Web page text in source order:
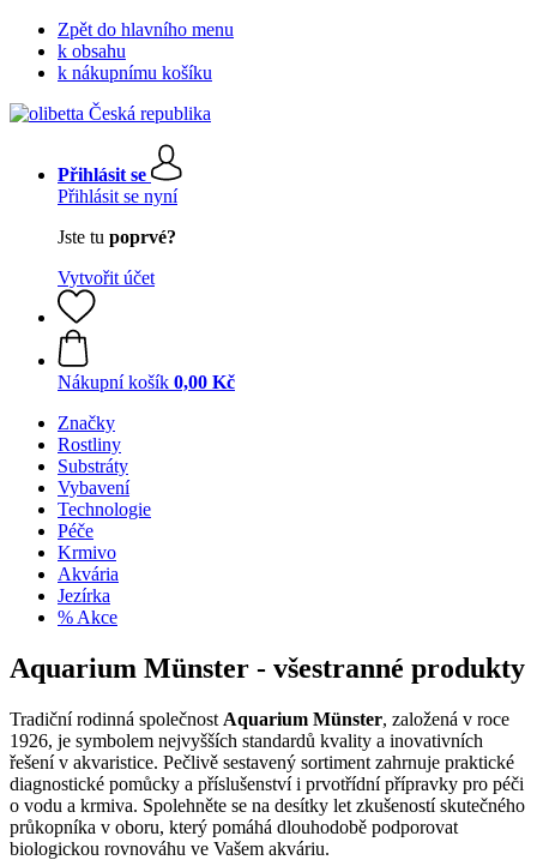
Zpět do hlavního menu
k obsahu
k nákupnímu košíku
Přihlásit se
Přihlásit se nyní
Jste tu poprvé?
Vytvořit účet
Nákupní košík 0,00 Kč
Značky
Rostliny
Substráty
Vybavení
Technologie
Péče
Krmivo
Akvária
Jezírka
% Akce
Aquarium Münster - všestranné produkty
Tradiční rodinná společnost Aquarium Münster, založená v roce
1926, je symbolem nejvyšších standardů kvality a inovativních
řešení v akvaristice. Pečlivě sestavený sortiment zahrnuje praktické
diagnostické pomůcky a příslušenství i prvotřídní přípravky pro péči
o vodu a krmiva. Spolehněte se na desítky let zkušeností skutečného
průkopníka v oboru, který pomáhá dlouhodobě podporovat
biologickou rovnováhu ve Vašem akváriu.